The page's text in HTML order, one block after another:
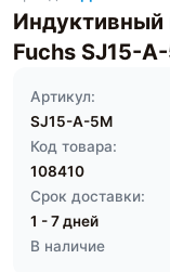
Индуктивный
Fuchs SJ15-
Артикул:
SJ15-A-5M
Код товара:
108410
Срок доставки:
1 - 7 дней
В наличие